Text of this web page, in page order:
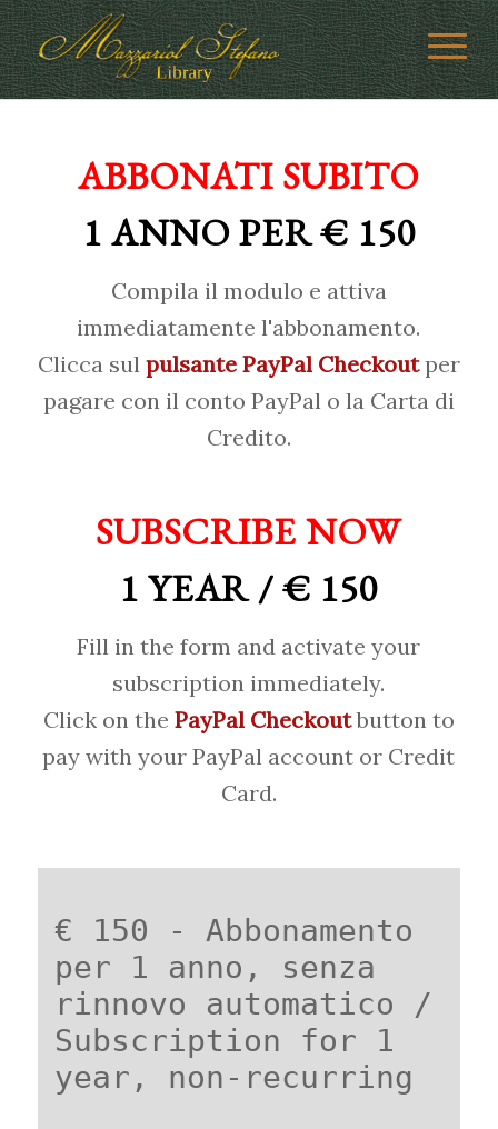
ABBONATI SUBITO
1 ANNO PER € 150
Compila il modulo e attiva
immediatamente l'abbonamento.
Clicca sul pulsante PayPal Checkoutper
pagare con il conto PayPal o la Carta di
Credito.
SUBSCRIBE NOW
1 YEAR / € 150
Fill in the form and activate your
subscription immediately.
Click on the PayPal Checkoutbutton to
pay with your PayPal account or Credit
Card.
€ 150 - Abbonamento
per 1 anno, senza
rinnovo automatico /
Subscription for 1
year, non-recurring